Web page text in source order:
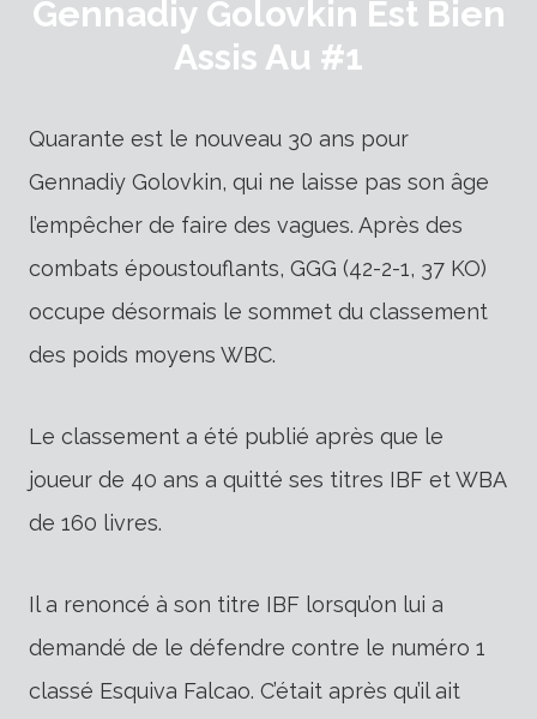
Gennadiy Golovkin Est Bien
Assis Au #1
Quarante est le nouveau 30 ans pour
Gennadiy Golovkin, qui ne laisse pas son âge
l’empêcher de faire des vagues. Après des
combats époustouflants, GGG (42-2-1, 37 KO)
occupe désormais le sommet du classement
des poids moyens WBC.
Le classement a été publié après que le
joueur de 40 ans a quitté ses titres IBF et WBA
de 160 livres.
Il a renoncé à son titre IBF lorsqu’on lui a
demandé de le défendre contre le numéro 1
classé Esquiva Falcao. C’était après qu’il ait